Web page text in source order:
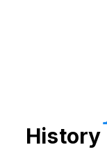
History